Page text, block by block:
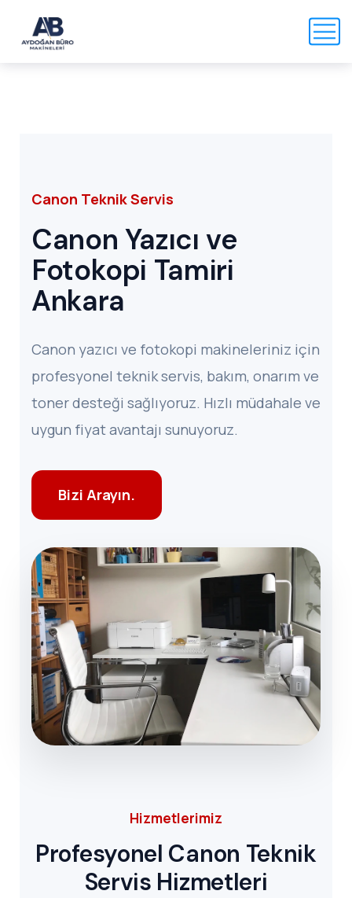
Canon Teknik Servis
Canon Yazıcı ve
Fotokopi Tamiri
Ankara
Canon yazıcı ve fotokopi makineleriniz için
profesyonel teknik servis, bakım, onarım ve
toner desteği sağlıyoruz. Hızlı müdahale ve
uygun fiyat avantajı sunuyoruz.
Bizi Arayın.
Hizmetlerimiz
Profesyonel Canon Teknik
Servis Hizmetleri